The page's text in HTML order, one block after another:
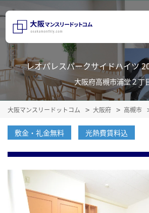
レオパレスパークサイドハイツ
大阪府高槻市浦堂２丁
大阪マンスリードットコム 大阪府 高槻市
敷金・礼金無料 光熱費賃料込